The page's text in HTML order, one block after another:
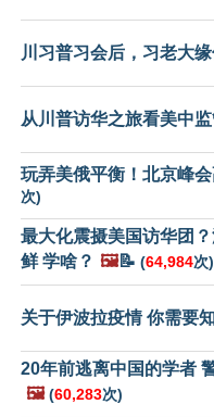
川习普习会后，习老大
从川普访华之旅看美中
玩弄美俄平衡！北京峰
次)
最大化震摄美国访华团
鲜 学啥？ 🖼️📝 (64,984次)
关于伊波拉疫情 你需要
20年前逃离中国的学者
🖼️ (60,283次)